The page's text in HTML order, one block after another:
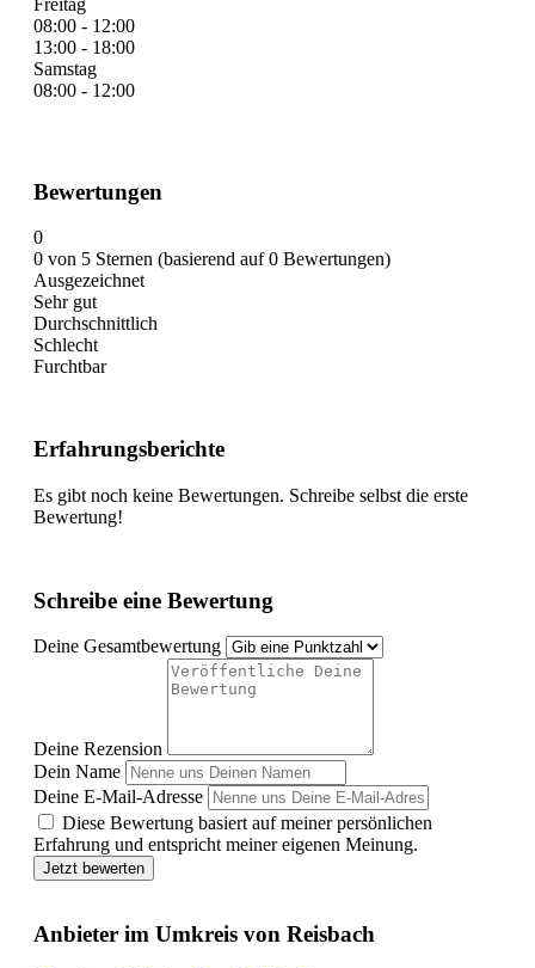
Freitag
08:00 - 12:00
13:00 - 18:00
Samstag
08:00 - 12:00
Bewertungen
0
0 von 5 Sternen (basierend auf 0 Bewertungen)
Ausgezeichnet
Sehr gut
Durchschnittlich
Schlecht
Furchtbar
Erfahrungsberichte
Es gibt noch keine Bewertungen. Schreibe selbst die erste
Bewertung!
Schreibe eine Bewertung
Deine Gesamtbewertung
Deine Rezension
Dein Name
Deine E-Mail-Adresse
Diese Bewertung basiert auf meiner persönlichen
Erfahrung und entspricht meiner eigenen Meinung.
Jetzt bewerten
Anbieter im Umkreis von Reisbach